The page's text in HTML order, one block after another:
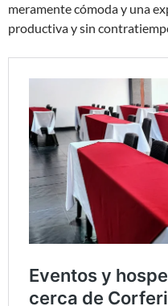
meramente cómoda y una
productiva y sin